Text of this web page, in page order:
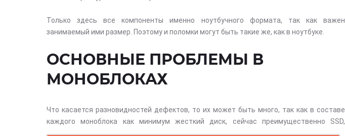
Только здесь все компоненты именно ноутбучного формата, так как важен
занимаемый ими размер. Поэтому и поломки могут быть такие же, как в ноутбуке.
ОСНОВНЫЕ ПРОБЛЕМЫ В
МОНОБЛОКАХ
Что касается разновидностей дефектов, то их может быть много, так как в составе
каждого моноблока как минимум жесткий диск, сейчас преимущественно SSD,